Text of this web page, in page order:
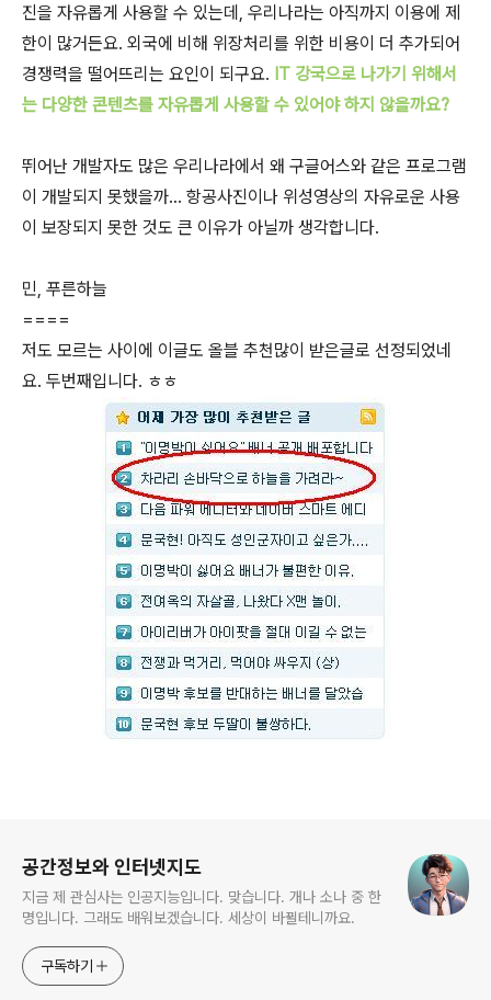
진을 자유롭게 사용할 수 있는데, 우리나라는 아직까지 이용에 제
한이 많거든요. 외국에 비해 위장처리를 위한 비용이 더 추가되어
경쟁력을 떨어뜨리는 요인이 되구요. IT 강국으로 나가기 위해서
는 다양한 콘텐츠를 자유롭게 사용할 수 있어야 하지 않을까요?
뛰어난 개발자도 많은 우리나라에서 왜 구글어스와 같은 프로그램
이 개발되지 못했을까... 항공사진이나 위성영상의 자유로운 사용
이 보장되지 못한 것도 큰 이유가 아닐까 생각합니다.
민, 푸른하늘
====
저도 모르는 사이에 이글도 올블 추천많이 받은글로 선정되었네
요. 두번째입니다. ㅎㅎ
공간정보와 인터넷지도
지금 제 관심사는 인공지능입니다. 맞습니다. 개나 소나 중 한
명입니다. 그래도 배워보겠습니다. 세상이 바뀔테니까요.
구독하기